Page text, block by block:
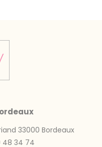
33000 Bordeaux
48 34 74